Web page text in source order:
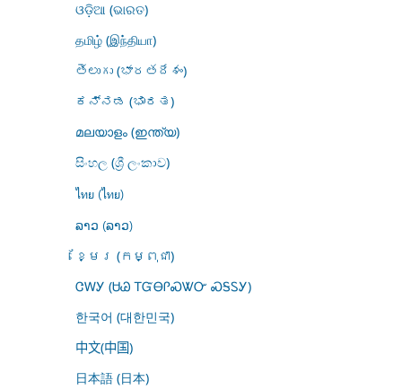
ଓଡ଼ିଆ (ଭାରତ)
தமிழ் (இந்தியா)
తెలుగు (భారతదేశం)
ಕನ್ನಡ (ಭಾರತ)
മലയാളം (ഇന്ത്യ)
සිංහල (ශ්‍රී ලංකාව)
ไทย (ไทย)
ລາວ (ລາວ)
ខ្មែរ (កម្ពុជា)
ᏣᎳᎩ (ᏌᏊ ᎢᏳᎾᎵᏍᏔᏅ ᏍᎦᏚᎩ)
한국어 (대한민국)
中文(中国)
日本語 (日本)